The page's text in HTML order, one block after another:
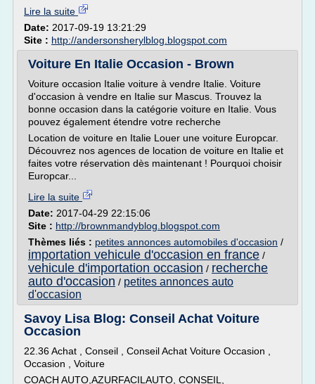
Lire la suite
Date: 2017-09-19 13:21:29
Site : http://andersonsherylblog.blogspot.com
Voiture En Italie Occasion - Brown
Voiture occasion Italie voiture à vendre Italie. Voiture
d'occasion à vendre en Italie sur Mascus. Trouvez la
bonne occasion dans la catégorie voiture en Italie. Vous
pouvez également étendre votre recherche
Location de voiture en Italie Louer une voiture Europcar.
Découvrez nos agences de location de voiture en Italie et
faites votre réservation dès maintenant ! Pourquoi choisir
Europcar...
Lire la suite
Date: 2017-04-29 22:15:06
Site : http://brownmandyblog.blogspot.com
Thèmes liés : petites annonces automobiles d'occasion /
importation vehicule d'occasion en france /
vehicule d'importation occasion / recherche
auto d'occasion / petites annonces auto
d'occasion
Savoy Lisa Blog: Conseil Achat Voiture
Occasion
22.36 Achat , Conseil , Conseil Achat Voiture Occasion ,
Occasion , Voiture
COACH AUTO,AZURFACILAUTO, CONSEIL,